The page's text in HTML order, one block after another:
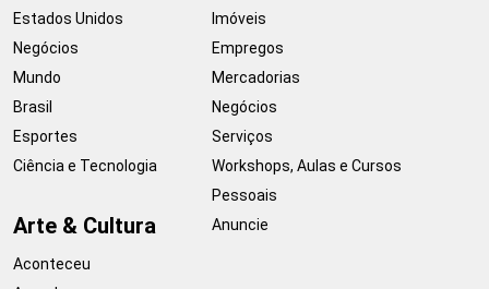
Estados Unidos
Negócios
Mundo
Brasil
Esportes
Ciência e Tecnologia
Arte & Cultura
Aconteceu
Imóveis
Empregos
Mercadorias
Negócios
Serviços
Workshops, Aulas e Cursos
Pessoais
Anuncie